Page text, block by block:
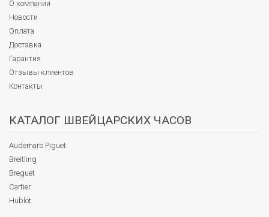
О компании
Новости
Оплата
Доставка
Гарантия
Отзывы клиентов
Контакты
КАТАЛОГ ШВЕЙЦАРСКИХ ЧАСОВ
Audemars Piguet
Breitling
Breguet
Cartier
Hublot